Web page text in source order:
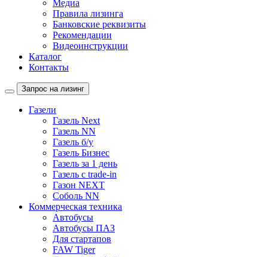
Медиа
Правила лизинга
Банковские реквизиты
Рекомендации
Видеоинструкции
Каталог
Контакты
Запрос на лизинг
Газели
Газель Next
Газель NN
Газель б/у
Газель Бизнес
Газель за 1 день
Газель с trade-in
Газон NEXT
Соболь NN
Коммерческая техника
Автобусы
Автобусы ПАЗ
Для стартапов
FAW Tiger